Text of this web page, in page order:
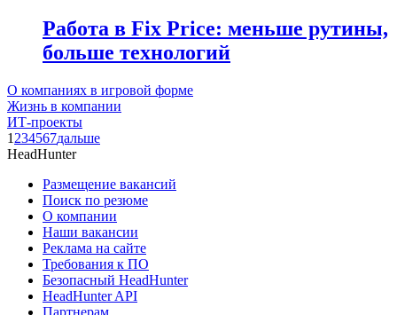
Работа в Fix Price: меньше рутины,
больше технологий
О компаниях в игровой форме
Жизнь в компании
ИТ-проекты
1 234567дальше
HeadHunter
Размещение вакансий
Поиск по резюме
О компании
Наши вакансии
Реклама на сайте
Требования к ПО
Безопасный HeadHunter
HeadHunter API